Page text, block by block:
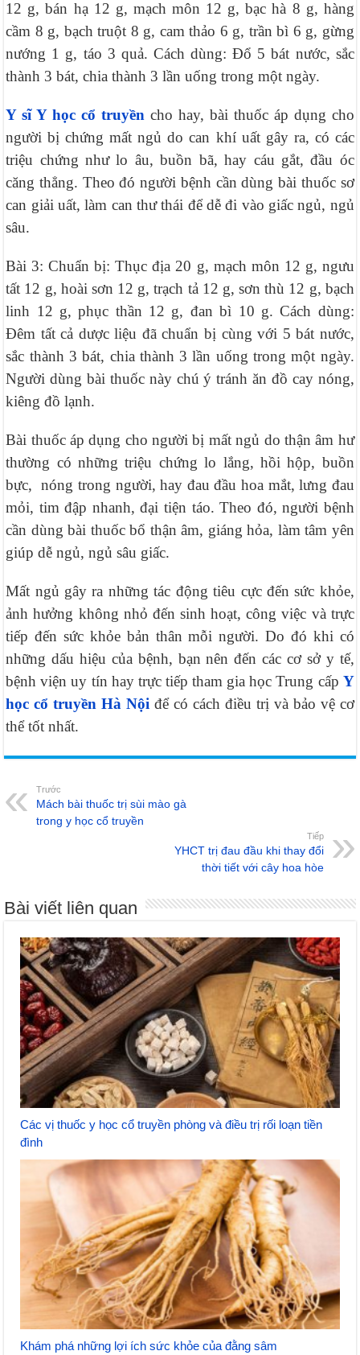
12 g, bán hạ 12 g, mạch môn 12 g, bạc hà 8 g, hàng
cầm 8 g, bạch truột 8 g, cam thảo 6 g, trần bì 6 g, gừng
nướng 1 g, táo 3 quả. Cách dùng: Đổ 5 bát nước, sắc
thành 3 bát, chia thành 3 lần uống trong một ngày.
Y sĩ Y học cổ truyền cho hay, bài thuốc áp dụng cho
người bị chứng mất ngủ do can khí uất gây ra, có các
triệu chứng như lo âu, buồn bã, hay cáu gắt, đầu óc
căng thẳng. Theo đó người bệnh cần dùng bài thuốc sơ
can giải uất, làm can thư thái để dễ đi vào giấc ngủ, ngủ
sâu.
Bài 3: Chuẩn bị: Thục địa 20 g, mạch môn 12 g, ngưu
tất 12 g, hoài sơn 12 g, trạch tả 12 g, sơn thù 12 g, bạch
linh 12 g, phục thần 12 g, đan bì 10 g. Cách dùng:
Đêm tất cả dược liệu đã chuẩn bị cùng với 5 bát nước,
sắc thành 3 bát, chia thành 3 lần uống trong một ngày.
Người dùng bài thuốc này chú ý tránh ăn đồ cay nóng,
kiêng đồ lạnh.
Bài thuốc áp dụng cho người bị mất ngủ do thận âm hư
thường có những triệu chứng lo lắng, hồi hộp, buồn
bực, nóng trong người, hay đau đầu hoa mắt, lưng đau
mỏi, tim đập nhanh, đại tiện táo. Theo đó, người bệnh
cần dùng bài thuốc bổ thận âm, giáng hỏa, làm tâm yên
giúp dễ ngủ, ngủ sâu giấc.
Mất ngủ gây ra những tác động tiêu cực đến sức khỏe,
ảnh hưởng không nhỏ đến sinh hoạt, công việc và trực
tiếp đến sức khỏe bản thân mỗi người. Do đó khi có
những dấu hiệu của bệnh, bạn nên đến các cơ sở y tế,
bệnh viện uy tín hay trực tiếp tham gia học Trung cấp Y
học cổ truyền Hà Nội để có cách điều trị và bảo vệ cơ
thể tốt nhất.
Trước
Mách bài thuốc trị sùi mào gà
trong y học cổ truyền
Tiếp
YHCT trị đau đầu khi thay đổi
thời tiết với cây hoa hòe
Bài viết liên quan
Các vị thuốc y học cổ truyền phòng và điều trị rối loạn tiền
đình
Khám phá những lợi ích sức khỏe của đằng sâm